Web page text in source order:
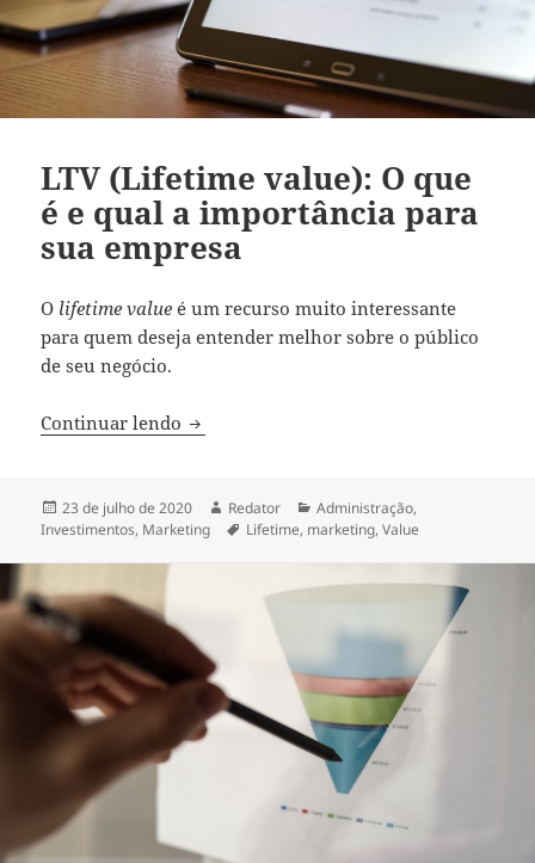
LTV (Lifetime value): O que
é e qual a importância para
sua empresa
O lifetime value é um recurso muito interessante
para quem deseja entender melhor sobre o público
de seu negócio.
Continuar lendo LTV (Lifetime value): O que é e qual a
Publicado
em
23 de julho de 2020 Autor
Redator Categorias
Administração,
Investimentos, Marketing Tags
Lifetime, marketing,Value